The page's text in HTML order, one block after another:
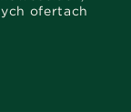
ofertach